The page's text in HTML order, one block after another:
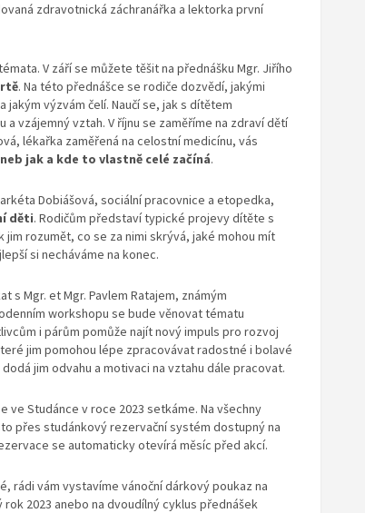
zdravotnická záchranářka a lektorka první
V září se můžete těšit na přednášku Mgr. Jiřího
. Na této přednášce se rodiče dozvědí, jakými
výzvám čelí. Naučí se, jak s dítětem
vzájemný vztah. V říjnu se zaměříme na zdraví dětí
lékařka zaměřená na celostní medicínu, vás
jak a kde to vlastně celé začíná.
Dobiášová, sociální pracovnice a etopedka,
děti. Rodičům představí typické projevy dítěte s
jim rozumět, co se za nimi skrývá, jaké mohou mít
si necháváme na konec.
s Mgr. et Mgr. Pavlem Ratajem, známým
workshopu se bude věnovat tématu
i párům pomůže najít nový impuls pro rozvoj
jim pomohou lépe zpracovávat radostné i bolavé
jim odvahu a motivaci na vztahu dále pracovat.
ve Studánce v roce 2023 setkáme. Na všechny
přes studánkový rezervační systém dostupný na
se automaticky otevírá měsíc před akcí.
rádi vám vystavíme vánoční dárkový poukaz na
2023 anebo na dvoudílný cyklus přednášek